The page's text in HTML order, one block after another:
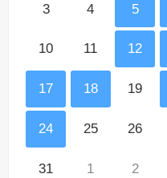
3 4 5
10 11 12
17 18 19
24 25 26
31 1 2